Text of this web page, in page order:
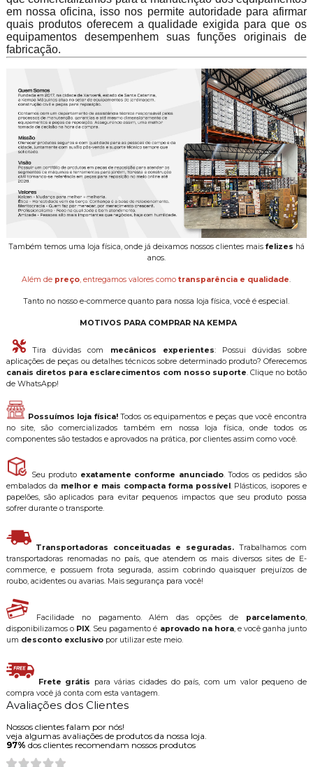
em nossa oficina, isso nos permite autoridade para afirmar
quais produtos oferecem a qualidade exigida para que os
equipamentos desempenhem suas funções originais de
fabricação.
Também temos uma loja física, onde já deixamos nossos clientes mais felizes há
anos.
Além de preço, entregamos valores comotransparência e qualidade.
Tanto no nosso e-commerce quanto para nossa loja física, você é especial.
MOTIVOS PARA COMPRAR NA KEMPA
Tira dúvidas com mecânicos experientes: Possui dúvidas sobre
aplicações de peças ou detalhes técnicos sobre determinado produto? Oferecemos
canais diretos para esclarecimentos com nosso suporte. Clique no botão
de WhatsApp!
Possuímos loja física!Todos os equipamentos e peças que você encontra
no site, são comercializados também em nossa loja física, onde todos os
componentes são testados e aprovados na prática, por clientes assim como você.
Seu produto exatamente conforme anunciado. Todos os pedidos são
embalados da melhor e mais compacta forma possível . Plásticos, isopores e
papelões, são aplicados para evitar pequenos impactos que seu produto possa
sofrer durante o transporte.
Transportadoras conceituadas e seguradas. Trabalhamos com
transportadoras renomadas no país, que atendem os mais diversos sites de E-
commerce, e possuem frota segurada, assim cobrindo quaisquer prejuízos de
roubo, acidentes ou avarias. Mais segurança para você!
Facilidade no pagamento. Além das opções de parcelamento,
disponibilizamos o PIX. Seu pagamento é aprovado na hora, e você ganha junto
um desconto exclusivopor utilizar este meio.
Frete grátis para várias cidades do país, com um valor pequeno de
compra você já conta com esta vantagem.
Avaliações dos Clientes
Nossos clientes falam por nós!
veja algumas avaliações de produtos da nossa loja.
97% dos clientes recomendam nossos produtos